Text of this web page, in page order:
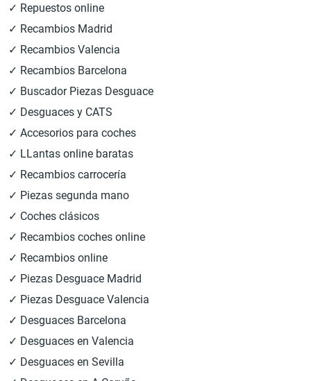
✓ Repuestos online
✓ Recambios Madrid
✓ Recambios Valencia
✓ Recambios Barcelona
✓ Buscador Piezas Desguace
✓ Desguaces y CATS
✓ Accesorios para coches
✓ LLantas online baratas
✓ Recambios carrocería
✓ Piezas segunda mano
✓ Coches clásicos
✓ Recambios coches online
✓ Recambios online
✓ Piezas Desguace Madrid
✓ Piezas Desguace Valencia
✓ Desguaces Barcelona
✓ Desguaces en Valencia
✓ Desguaces en Sevilla